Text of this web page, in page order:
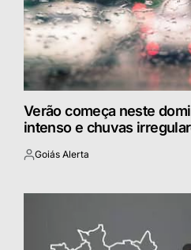
Verão começa neste
intenso e chuvas
Postado
Goiás Alerta